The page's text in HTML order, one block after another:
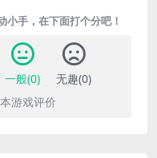
小手，在下面打个分吧！
一般(0) 无趣(0)
游戏评价